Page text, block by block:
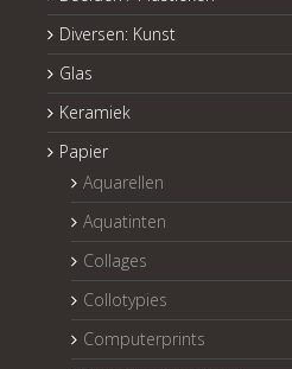
Diversen: Kunst
Glas
Keramiek
Papier
Aquarellen
Aquatinten
Collages
Collotypies
Computerprints